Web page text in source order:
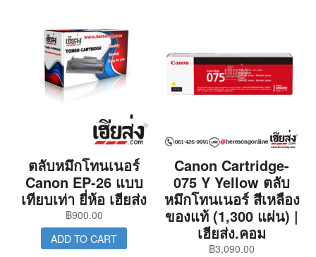
ตลับหมึกโทนเนอร์
Canon EP-26 แบบ
เทียบเท่า ยี่ห้อ เฮียส่ง
฿900.00
ADD TO CART
Canon Cartridge-
075 Y Yellow ตลับ
หมึกโทนเนอร์ สีเหลือง
ของแท้ (1,300 แผ่น) |
เฮียส่ง.คอม
฿3,090.00